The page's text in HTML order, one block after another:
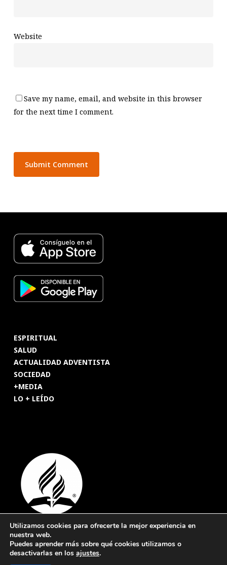
Website
Save my name, email, and website in this browser
for the next time I comment.
ESPIRITUAL
SALUD
ACTUALIDAD ADVENTISTA
SOCIEDAD
+MEDIA
LO + LEÍDO
© 2026 Revista Adventista de España. UICASDE. Derechos
reservados.
Utilizamos cookies para ofrecerte la mejor experiencia en
nuestra web.
Puedes aprender más sobre qué cookies utilizamos o
desactivarlas en los ajustes.